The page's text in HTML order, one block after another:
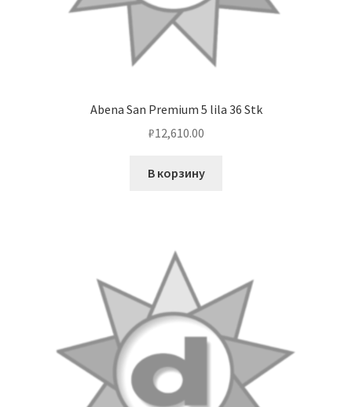
Abena San Premium 5 lila 36 Stk
₽12,610.00
В корзину